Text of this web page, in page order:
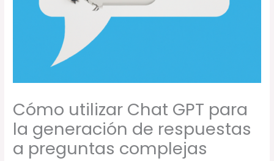
Cómo utilizar Chat GPT para
la generación de respuestas
a preguntas complejas